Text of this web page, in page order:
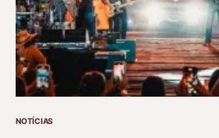
NOTÍCIAS